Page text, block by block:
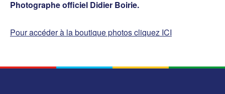
Photographe officiel Didier Boirie.
Pour accéder à la boutique photos cliquez ICI